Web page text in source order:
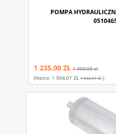
POMPA
1 235,00 ZŁ 1 300,00 zł
(netto: 1 004,07 ZŁ 1 056,91 Zł)